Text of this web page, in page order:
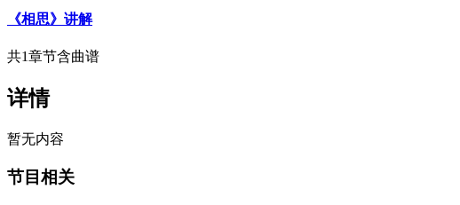
《相思》讲解
共1章节含曲谱
详情
暂无内容
节目相关